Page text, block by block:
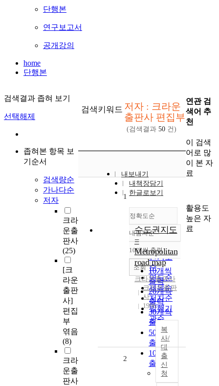
단행본
연구보고서
공개강의
home
단행본
검색결과 좁혀 보기
선택해제
좁혀본 항목 보
기순서
검색량순
가나다순
저자
크라
운출
판사
(25)
[크
라운
출판
사]
편집
부
엮음
(8)
크라
운출
판사
검색키워드 저자 : 크라운
출판사 편집부
(검색결과 50 건)
내보내기
내책장담기
한글로보기
정확도순
정확도
순
인기도
순
연도순
제목순
저자순
발행기
관순
내림차순
내림차순
10개씩 출력
10개씩
출력
20개씩
출력
30개씩
출력
50개씩
출력
100개씩
출력
조회
1
수도권지도
=
Metropolitan
road map
크라운출판사
크라운출판
사
1996
복
사/
대
출
신
청
2
연관 검
색어 추
천
이 검색
어로 많
이 본 자
료
활용도
높은 자
료